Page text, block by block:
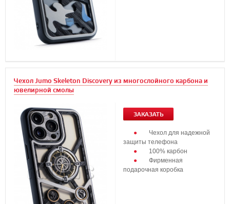
Чехол Jumo Skeleton Discovery из многослойного карбона и
ювелирной смолы
ЗАКАЗАТЬ
Чехол для надежной
защиты телефона
100% карбон
Фирменная
подарочная коробка